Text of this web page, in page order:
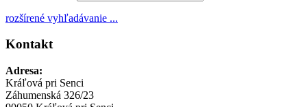
rozšírené vyhľadávanie ...
Kontakt
Adresa:
Kráľová pri Senci
Záhumenská 326/23